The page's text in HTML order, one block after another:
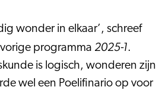
wonder in elkaar’, schreef
programma 2025-1.
is logisch, wonderen zijn
wel een Poelifinario op voor